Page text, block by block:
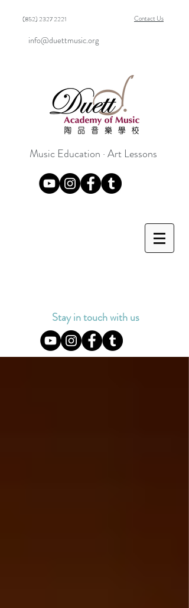
Contact Us
(852) 2327 2221
info@duettmusic.org
Music Education · Art Lessons
Stay in touch with us